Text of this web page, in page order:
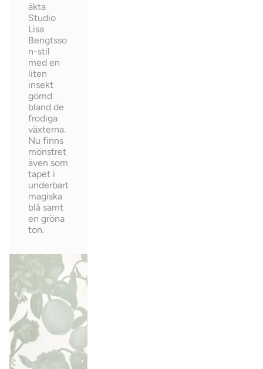
äkta
Studio
Lisa
Bengtsso
n-stil
med en
liten
insekt
gömd
bland de
frodiga
växterna.
Nu finns
mönstret
även som
tapet i
underbart
magiska
blå samt
en gröna
ton.